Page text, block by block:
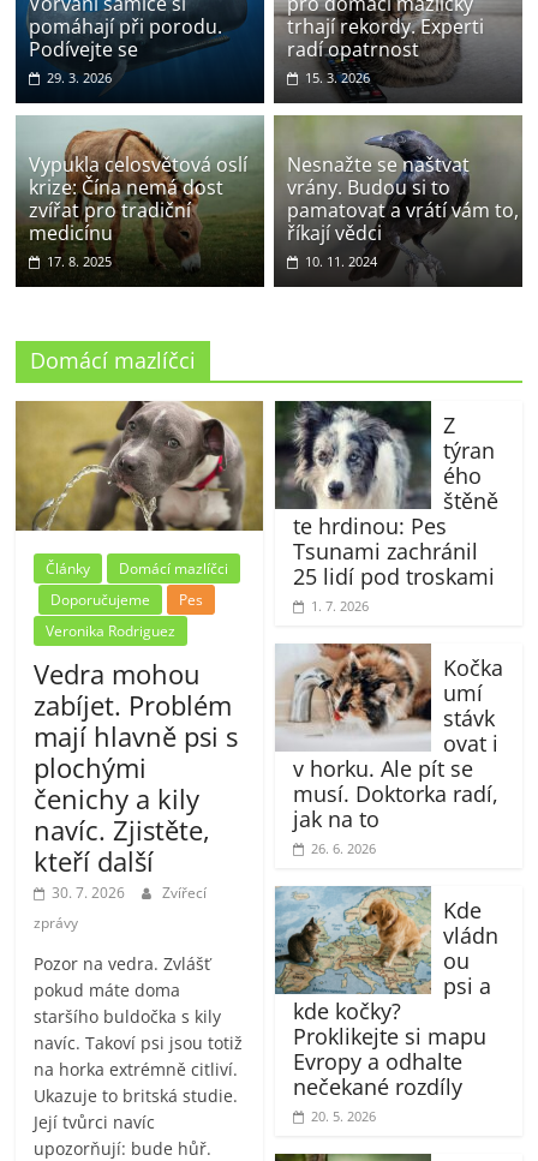
pomáhají při porodu.
Podívejte se
29. 3. 2026
trhají rekordy. Experti
radí opatrnost
15. 3. 2026
Vypukla celosvětová oslí
krize: Čína nemá dost
zvířat pro tradiční
medicínu
17. 8. 2025
Nesnažte se naštvat
vrány. Budou si to
pamatovat a vrátí vám to,
říkají vědci
10. 11. 2024
Domácí mazlíčci
Články
Domácí mazlíčci
Doporučujeme
Pes
Veronika Rodriguez
Vedra mohou
zabíjet. Problém
mají hlavně psi s
plochými
čenichy a kily
navíc. Zjistěte,
kteří další
30. 7. 2026
Zvířecí
zprávy
Pozor na vedra. Zvlášť
pokud máte doma
staršího buldočka s kily
navíc. Takoví psi jsou totiž
na horka extrémně citliví.
Ukazuje to britská studie.
Její tvůrci navíc
upozorňují: bude hůř.
Z
týran
ého
štěně
te hrdinou: Pes
Tsunami zachránil
25 lidí pod troskami
1. 7. 2026
Kočka
umí
stávk
ovat i
v horku. Ale pít se
musí. Doktorka radí,
jak na to
26. 6. 2026
Kde
vládn
ou
psi a
kde kočky?
Proklikejte si mapu
Evropy a odhalte
nečekané rozdíly
20. 5. 2026